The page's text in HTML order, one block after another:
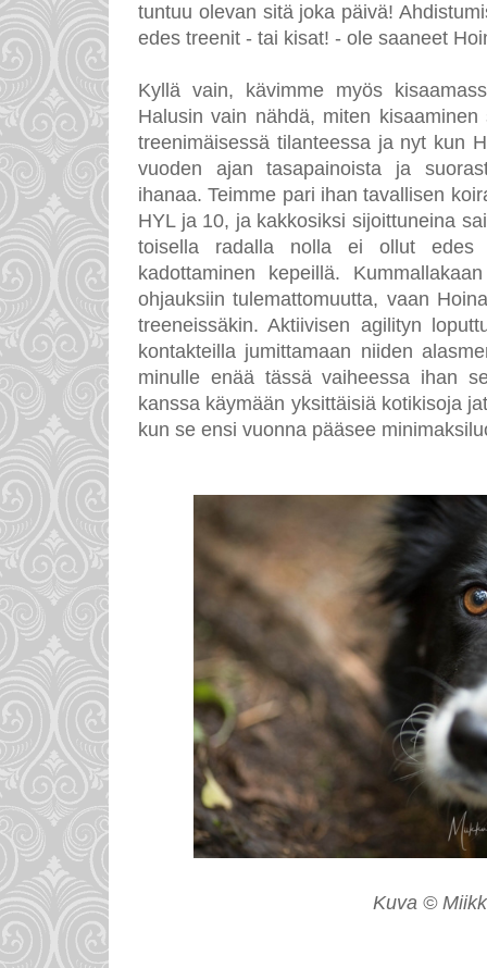
tuntuu olevan sitä joka päivä!
edes treenit - tai kisat! - ole saaneet
Kyllä vain, kävimme myös
Halusin vain nähdä, miten
treenimäisessä tilanteessa ja nyt kun
vuoden ajan tasapainoista ja
ihanaa. Teimme pari ihan tavallisen
HYL ja 10, ja kakkosiksi sijoittuneina
toisella radalla nolla ei ollut
kadottaminen kepeillä.
ohjauksiin tulemattomuutta, vaan
treeneissäkin. Aktiivisen agilityn
kontakteilla jumittamaan niiden
minulle enää tässä vaiheessa ihan
kanssa käymään yksittäisiä kotikisoja
kun se ensi vuonna pääsee
Kuva ©